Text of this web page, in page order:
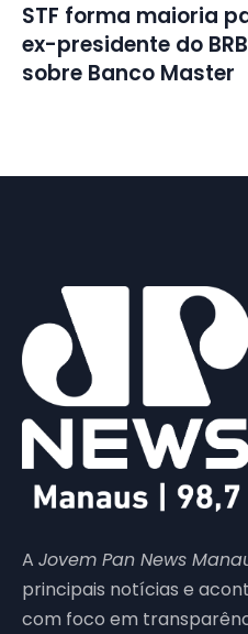
STF forma maioria
ex-presidente do
sobre Banco Master
A Jovem Pan News
principais notícias e
com foco em